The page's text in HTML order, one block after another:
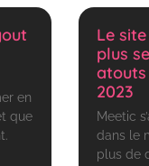
en
que
Le
plus
atouts
2023
Meetic
dans le
plus de